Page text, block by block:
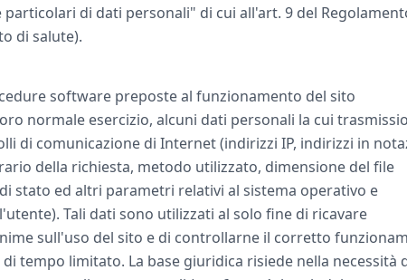
di dati personali" di cui all'art. 9 del
di salute).
software preposte al funzionamento del sito
normale esercizio, alcuni dati personali la cui
di comunicazione di Internet (indirizzi IP, indirizzi in
della richiesta, metodo utilizzato, dimensione del file
stato ed altri parametri relativi al sistema operativo e
Tali dati sono utilizzati al solo fine di ricavare
sull'uso del sito e di controllarne il corretto
tempo limitato. La base giuridica risiede nella necessità